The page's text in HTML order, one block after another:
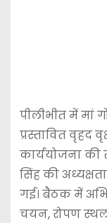
पीलीभीत में मां
प्रस्तावित वृहद
कार्ययोजना की
सिंह की
गई। बैठक में
चयन, रोपण